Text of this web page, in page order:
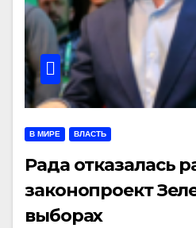
В МИРЕ ВЛАСТЬ
Рада отказалась
законопроект
выборах